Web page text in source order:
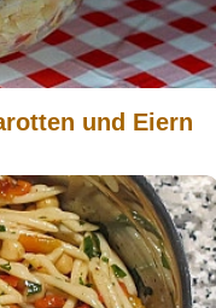
und Eiern